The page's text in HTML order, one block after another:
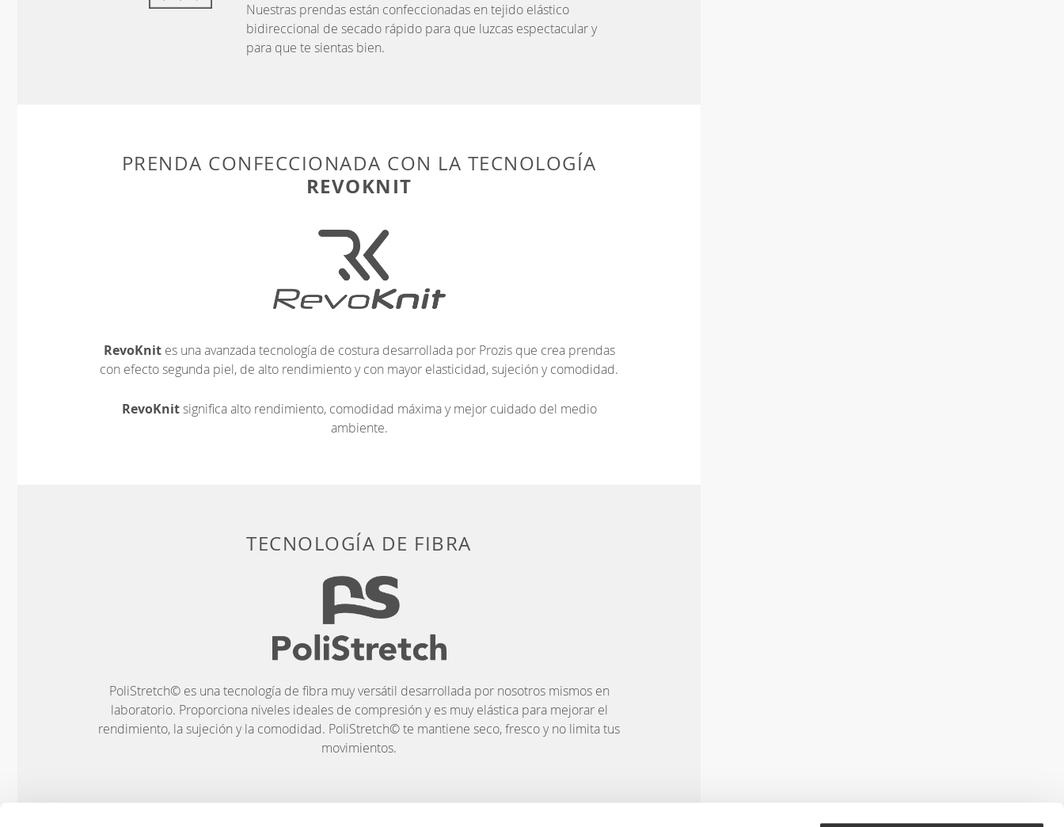
Nuestras prendas están confeccionadas en tejido elástico
bidireccional de secado rápido para que luzcas espectacular y
para que te sientas bien.
PRENDA CONFECCIONADA CON LA TECNOLOGÍA
REVOKNIT
RevoKnites una avanzada tecnología de costura desarrollada por Prozis que crea prendas
con efecto segunda piel, de alto rendimiento y con mayor elasticidad, sujeción y comodidad.
RevoKnitsignifica alto rendimiento, comodidad máxima y mejor cuidado del medio
ambiente.
TECNOLOGÍA DE FIBRA
PoliStretch© es una tecnología de fibra muy versátil desarrollada por nosotros mismos en
laboratorio. Proporciona niveles ideales de compresión y es muy elástica para mejorar el
rendimiento, la sujeción y la comodidad. PoliStretch© te mantiene seco, fresco y no limita tus
movimientos.